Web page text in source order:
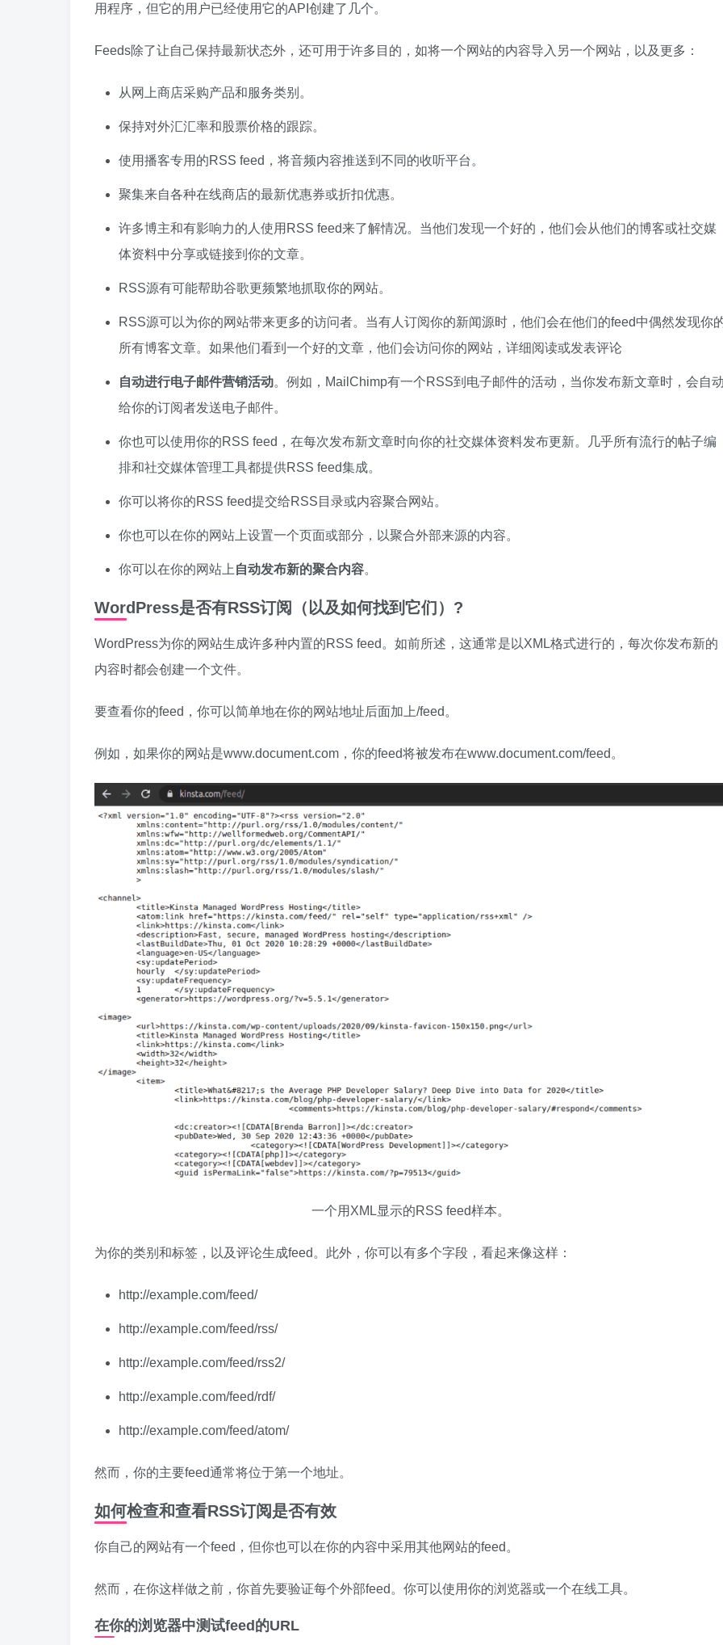
用程序，但它的用户已经使用它的API创建了几个。
Feeds除了让自己保持最新状态外，还可用于许多目的，如将一个网站的内容导入另一个网站，以及更多：
从网上商店采购产品和服务类别。
保持对外汇汇率和股票价格的跟踪。
使用播客专用的RSS feed，将音频内容推送到不同的收听平台。
聚集来自各种在线商店的最新优惠券或折扣优惠。
许多博主和有影响力的人使用RSS feed来了解情况。当他们发现一个好的，他们会从他们的博客或社交媒
体资料中分享或链接到你的文章。
RSS源有可能帮助谷歌更频繁地抓取你的网站。
RSS源可以为你的网站带来更多的访问者。当有人订阅你的新闻源时，他们会在他们的feed中偶然发现你
所有博客文章。如果他们看到一个好的文章，他们会访问你的网站，详细阅读或发表评论
自动进行电子邮件营销活动。例如，MailChimp有一个RSS到电子邮件的活动，当你发布新文章时，会自
给你的订阅者发送电子邮件。
你也可以使用你的RSS feed，在每次发布新文章时向你的社交媒体资料发布更新。几乎所有流行的帖子编
排和社交媒体管理工具都提供RSS feed集成。
你可以将你的RSS feed提交给RSS目录或内容聚合网站。
你也可以在你的网站上设置一个页面或部分，以聚合外部来源的内容。
你可以在你的网站上 自动发布新的聚合内容。
WordPress是否有RSS订阅（以及如何找到它们）?
WordPress为你的网站生成许多种内置的RSS feed。如前所述，这通常是以XML格式进行的，每次你发布新的
内容时都会创建一个文件。
要查看你的feed，你可以简单地在你的网站地址后面加上/feed。
例如，如果你的网站是www.document.com，你的feed将被发布在www.document.com/feed。
一个用XML显示的RSS feed样本。
为你的类别和标签，以及评论生成feed。此外，你可以有多个字段，看起来像这样：
http://example.com/feed/
http://example.com/feed/rss/
http://example.com/feed/rss2/
http://example.com/feed/rdf/
http://example.com/feed/atom/
然而，你的主要feed通常将位于第一个地址。
如何检查和查看RSS订阅是否有效
你自己的网站有一个feed，但你也可以在你的内容中采用其他网站的feed。
然而，在你这样做之前，你首先要验证每个外部feed。你可以使用你的浏览器或一个在线工具。
在你的浏览器中测试feed的URL